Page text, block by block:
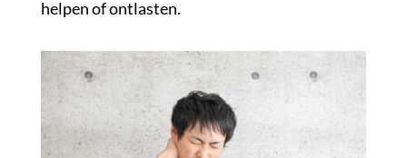
helpen of ontlasten.